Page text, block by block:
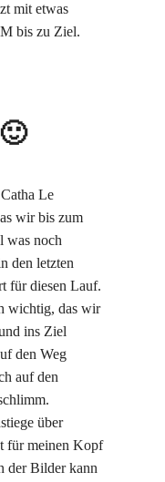
mit etwas
bis zu Ziel.
Le
wir bis zum
was noch
den letzten
für diesen Lauf.
wichtig, das wir
ins Ziel
den Weg
auf den
über
für meinen Kopf
der Bilder kann